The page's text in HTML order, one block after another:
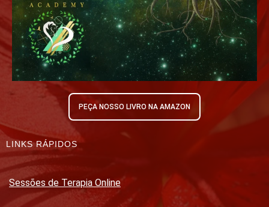
PEÇA NOSSO LIVRO NA AMAZON
LINKS RÁPIDOS
Sessões de Terapia Online